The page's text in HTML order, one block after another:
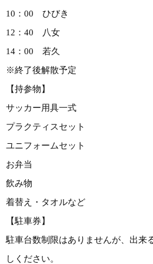
10：00 ひびき
12：40 八女
14：00 若久
※終了後解散予定
【持参物】
サッカー用具一式
プラクティスセット
ユニフォームセット
お弁当
飲み物
着替え・タオルなど
【駐車券】
駐車台数制限はありませんが、出来
しください。